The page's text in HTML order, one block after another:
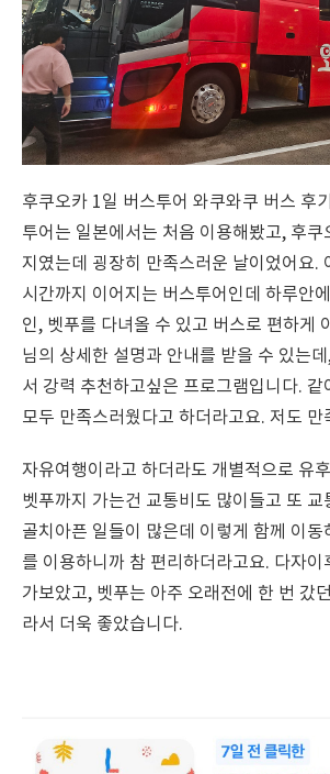
후쿠오카 1일 버스투어 와쿠와쿠 버스 후
투어는 일본에서는 처음 이용해봤고, 후
지였는데 굉장히 만족스러운 날이었어요.
시간까지 이어지는 버스투어인데 하루안
인, 벳푸를 다녀올 수 있고 버스로 편하게
님의 상세한 설명과 안내를 받을 수 있는
서 강력 추천하고싶은 프로그램입니다. 같
모두 만족스러웠다고 하더라고요. 저도 만
자유여행이라고 하더라도 개별적으로 유
벳푸까지 가는건 교통비도 많이들고 또 교
골치아픈 일들이 많은데 이렇게 함께 이동
를 이용하니까 참 편리하더라고요. 다자이
가보았고, 벳푸는 아주 오래전에 한 번 갔
라서 더욱 좋았습니다.